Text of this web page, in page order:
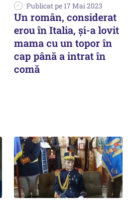
Publicat pe 17 Mai 2023
Un român, considerat
erou în Italia, și-a lovit
mama cu un topor în
cap până a intrat în
comă